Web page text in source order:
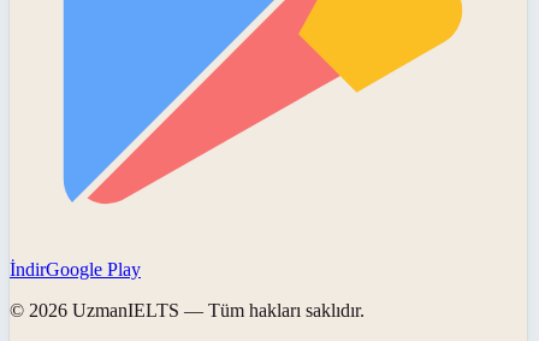
İndirGoogle Play
© 2026 UzmanIELTS — Tüm hakları saklıdır.